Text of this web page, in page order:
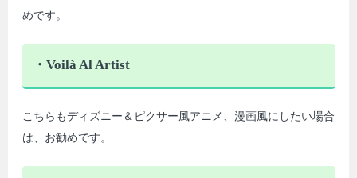
めです。
・Voilà Al Artist
こちらもディズニー＆ピクサー風アニメ、漫画風にしたい場合
は、お勧めです。